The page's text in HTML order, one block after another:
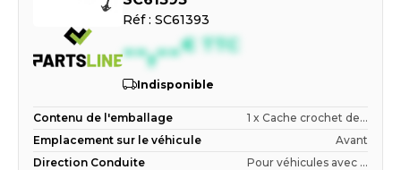
Réf : SC61393
--,--€ TTC
Indisponible
Contenu de l'emballage
1 x Cache crochet de...
Emplacement sur le véhicule
Avant
Direction Conduite
Pour véhicules avec ...